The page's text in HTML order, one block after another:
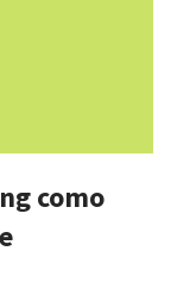
como